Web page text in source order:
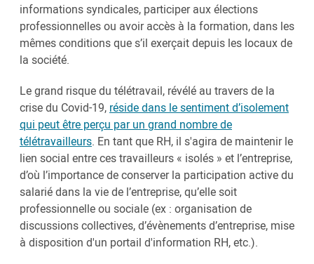
informations syndicales, participer aux élections
professionnelles ou avoir accès à la formation, dans les
mêmes conditions que s’il exerçait depuis les locaux de
la société.
Le grand risque du télétravail, révélé au travers de la
crise du Covid-19, réside dans le sentiment d’isolement
qui peut être perçu par un grand nombre de
télétravailleurs. En tant que RH, il s'agira de maintenir le
lien social entre ces travailleurs « isolés » et l’entreprise,
d’où l’importance de conserver la participation active du
salarié dans la vie de l’entreprise, qu’elle soit
professionnelle ou sociale (ex : organisation de
discussions collectives, d’évènements d’entreprise, mise
à disposition d'un portail d'information RH, etc.).